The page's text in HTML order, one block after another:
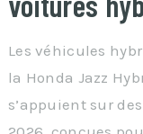
Les véhicules
la Honda Jazz
s’appuient sur